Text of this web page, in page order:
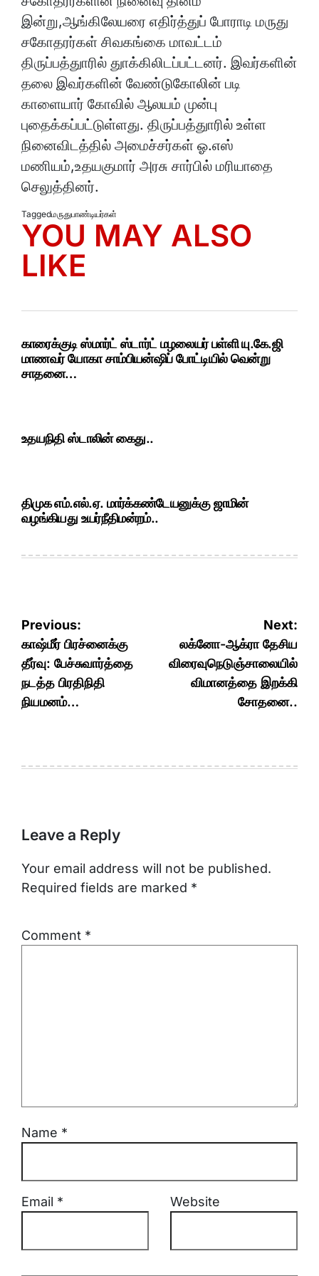
இன்று,ஆங்கிலேயரை எதிர்த்துப் போராடி மருது
சகோதரர்கள் சிவகங்கை மாவட்டம்
திருப்பத்துாரில் துாக்கிலிடப்பட்டனர். இவர்களின்
தலை இவர்களின் வேண்டுகோலின் படி
காளையார் கோவில் ஆலயம் முன்பு
புதைக்கப்பட்டுள்ளது. திருப்பத்துாரில் உள்ள
நினைவிடத்தில் அமைச்சர்கள் ஓ.எஸ்
மணியம்,உதயகுமார் அரசு சார்பில் மரியாதை
செலுத்தினர்.
Taggedமருதுபாண்டியர்கள்
YOU MAY ALSO
LIKE
காரைக்குடி ஸ்மார்ட் ஸ்டார்ட் மழலையர் பள்ளி யு.கே.ஜி
மாணவர் யோகா சாம்பியன்ஷிப் போட்டியில் வென்று
சாதனை…
உதயநிதி ஸ்டாலின் கைது..
திமுக எம்.எல்.ஏ. மார்க்கண்டேயனுக்கு ஜாமின்
வழங்கியது உயர்நீதிமன்றம்..
Post
navigation
Previous:
காஷ்மீர் பிரச்னைக்கு
தீர்வு: பேச்சுவார்த்தை
நடத்த பிரதிநிதி
நியமனம்…
Next:
லக்னோ-ஆக்ரா தேசிய
விரைவுநெடுஞ்சாலையில்
விமானத்தை இறக்கி
சோதனை..
Leave a Reply
Your email address will not be published.
Required fields are marked *
Comment *
Name *
Email * Website